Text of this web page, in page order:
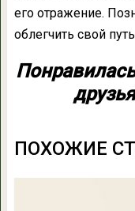
его отражение.
облегчить свой
ПОХОЖИЕ